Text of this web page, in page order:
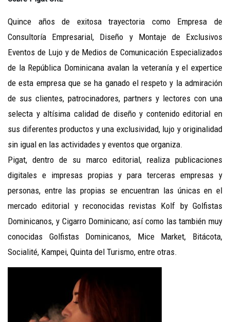
Quince años de exitosa trayectoria como Empresa de
Consultoría Empresarial, Diseño y Montaje de Exclusivos
Eventos de Lujo y de Medios de Comunicación Especializados
de la República Dominicana avalan la veteranía y el expertice
de esta empresa que se ha ganado el respeto y la admiración
de sus clientes, patrocinadores, partners y lectores con una
selecta y altísima calidad de diseño y contenido editorial en
sus diferentes productos y una exclusividad, lujo y originalidad
sin igual en las actividades y eventos que organiza.
Pigat, dentro de su marco editorial, realiza publicaciones
digitales e impresas propias y para terceras empresas y
personas, entre las propias se encuentran las únicas en el
mercado editorial y reconocidas revistas Kolf by Golfistas
Dominicanos, y Cigarro Dominicano; así como las también muy
conocidas Golfistas Dominicanos, Mice Market, Bitácota,
Socialité, Kampei, Quinta del Turismo, entre otras.